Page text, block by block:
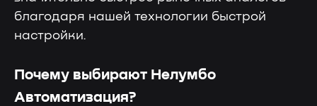
благодаря нашей технологии быстрой
настройки.
Почему выбирают Нелумбо
Автоматизация?
Подписаться